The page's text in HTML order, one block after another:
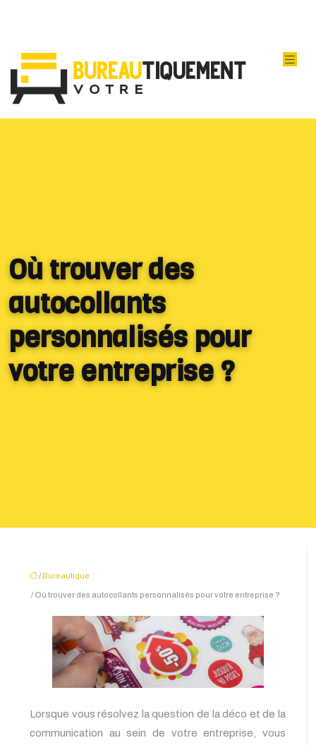
Où trouver des
autocollants
personnalisés pour
votre entreprise ?
/ Bureautique
/ Où trouver des autocollants personnalisés pour votre entreprise ?
Lorsque vous résolvez la question de la déco et de la
communication au sein de votre entreprise, vous